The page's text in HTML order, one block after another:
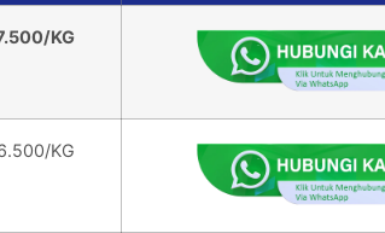
KG
KG